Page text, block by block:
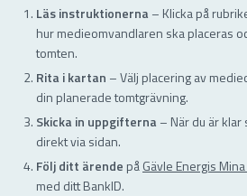
Läs instruktionerna – Klicka på
hur medieomvandlaren ska placeras
tomten.
Rita i kartan – Välj placering av
din planerade tomtgrävning.
Skicka in uppgifterna – När du är klar
direkt via sidan.
Följ ditt ärende påGävle Energis
med ditt BankID.